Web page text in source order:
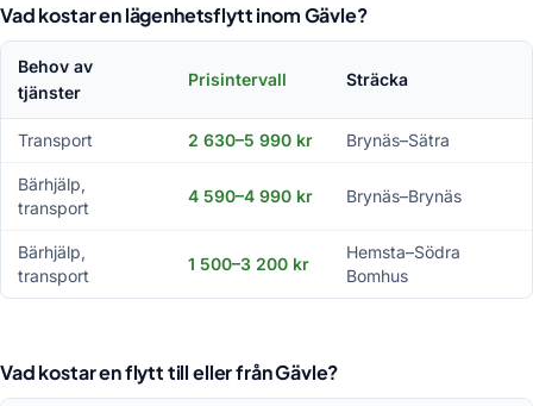
Vad kostar en lägenhetsflytt inom Gävle?
Behov av
tjänster
Prisintervall Sträcka
Transport 2 630–5 990 kr Brynäs–Sätra
Bärhjälp,
transport
4 590–4 990 kr Brynäs–Brynäs
Bärhjälp,
transport
1 500–3 200 kr
Hemsta–Södra
Bomhus
Vad kostar en flytt till eller från Gävle?